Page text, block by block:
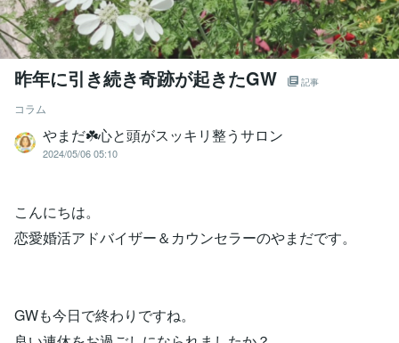
昨年に引き続き奇跡が起きたGW 記事
コラム
やまだ☘️心と頭がスッキリ整うサロン
2024/05/06 05:10
こんにちは。
恋愛婚活アドバイザー＆カウンセラーのやまだです。
GWも今日で終わりですね。